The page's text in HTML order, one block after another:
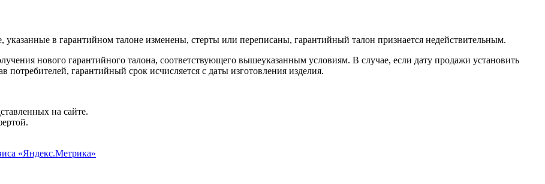
в гарантийном талоне изменены, стерты или переписаны, гарантийный талон признается недействительным.
нового гарантийного талона, соответствующего вышеуказанным условиям. В случае, если дату продажи установить
потребителей, гарантийный срок исчисляется с даты изготовления изделия.
на сайте.
«Яндекс.Метрика»